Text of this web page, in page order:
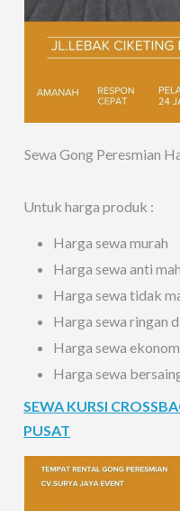
Sewa Gong Peresmian
Untuk harga produk :
Harga sewa murah
Harga sewa anti
Harga sewa tidak
Harga sewa ringan
Harga sewa
Harga sewa
SEWA KURSI
PUSAT